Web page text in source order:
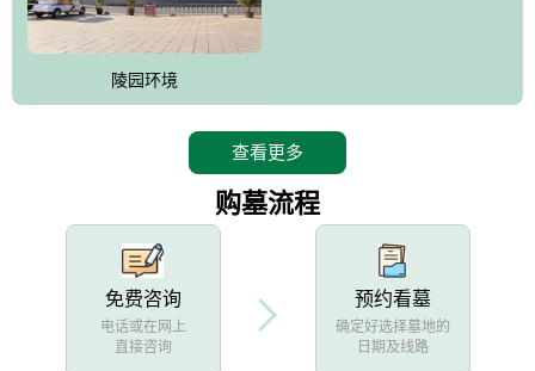
陵园环境
查看更多
购墓流程
免费咨询
电话或在网上
直接咨询
预约看墓
确定好选择墓地的
日期及线路